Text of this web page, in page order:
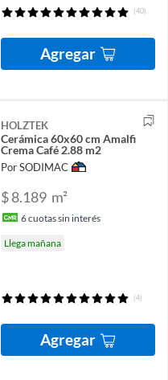
(40)
Agregar
HOLZTEK
Cerámica 60x60 cm Amalfi
Crema Café 2.88 m2
Por SODIMAC
$ 8.189 m²
6cuotas sin interés
Llega mañana
(4)
Agregar